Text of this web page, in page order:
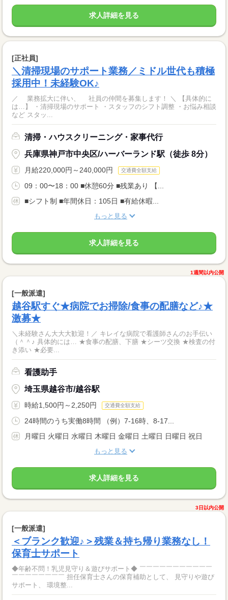
求人詳細を見る
[正社員]
＼清掃現場のサポート業務／ミドル世代も積極
採用中！未経験OK♪
／ 業務拡大に伴い、 社員の仲間を募集します！ ＼ 【具体的に
は…】 ・清掃現場のサポート ・スタッフのシフト調整 ・お悩み相談
など スタッ...
清掃・ハウスクリーニング・家事代行
兵庫県神戸市中央区/ハーバーランド駅（徒歩 8分）
月給220,000円～240,000円 交通費全額支給
09：00〜18：00 ■休憩60分 ■残業あり 【...
■シフト制 ■年間休日：105日 ■有給休暇...
もっと見る
求人詳細を見る
1週間以内公開
[一般派遣]
越谷駅すぐ★病院でお掃除/食事の配膳など♪★
激募★
＼未経験さん大大大歓迎！／ キレイな病院で看護師さんのお手伝い
（＾＾♪ 具体的には… ★食事の配膳、下膳 ★シーツ交換 ★検査の付
き添い ★必要...
看護助手
埼玉県越谷市/越谷駅
時給1,500円～2,250円 交通費全額支給
24時間のうち実働8時間 （例）7-16時、8-17...
月曜日 火曜日 水曜日 木曜日 金曜日 土曜日 日曜日 祝日
もっと見る
求人詳細を見る
3日以内公開
[一般派遣]
＜ブランク歓迎♪＞残業＆持ち帰り業務なし！
保育士サポート
◆年齢不問！乳児見守り＆遊びサポート◆ ￣￣￣￣￣￣￣￣￣￣￣
￣￣￣￣￣￣￣￣ 担任保育士さんの保育補助として、 見守りや遊び
サポート、 環境整...